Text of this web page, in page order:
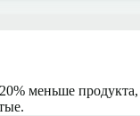
меньше